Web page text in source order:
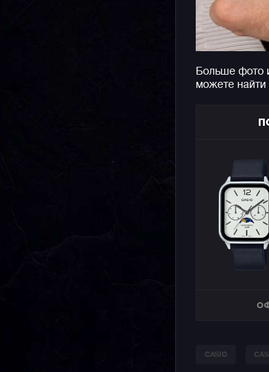
Больше фото
можете
CASIO